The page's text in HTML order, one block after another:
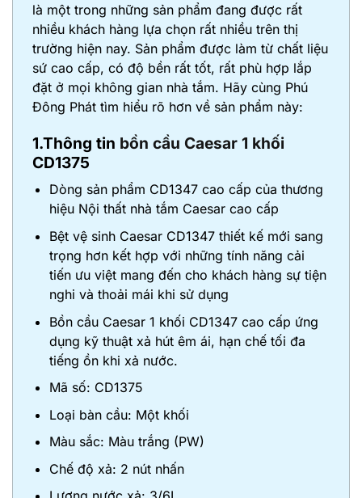
là một trong những sản phẩm đang được rất
nhiều khách hàng lựa chọn rất nhiều trên thị
trường hiện nay. Sản phẩm được làm từ chất liệu
sứ cao cấp, có độ bền rất tốt, rất phù hợp lắp
đặt ở mọi không gian nhà tắm. Hãy cùng Phú
Đông Phát tìm hiểu rõ hơn về sản phẩm này:
1.Thông tin bồn cầu Caesar 1 khối
CD1375
Dòng sản phẩm CD1347 cao cấp của thương
hiệu Nội thất nhà tắm Caesar cao cấp
Bệt vệ sinh Caesar CD1347 thiết kế mới sang
trọng hơn kết hợp với những tính năng cải
tiến ưu việt mang đến cho khách hàng sự tiện
nghi và thoải mái khi sử dụng
Bồn cầu Caesar 1 khối CD1347 cao cấp ứng
dụng kỹ thuật xả hút êm ái, hạn chế tối đa
tiếng ồn khi xả nước.
Mã số: CD1375
Loại bàn cầu: Một khối
Màu sắc: Màu trắng (PW)
Chế độ xả: 2 nút nhấn